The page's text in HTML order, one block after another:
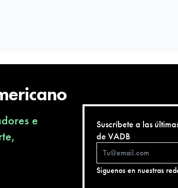
e
Suscríbete a las
de VADB
Siguenos en nuestras